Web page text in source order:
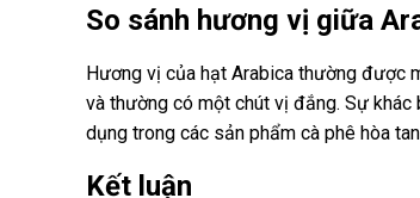
So sánh hương vị giữa
Hương vị của hạt Arabica thường được
và thường có một chút vị đắng. Sự
dụng trong các sản phẩm cà phê hòa
Kết luận